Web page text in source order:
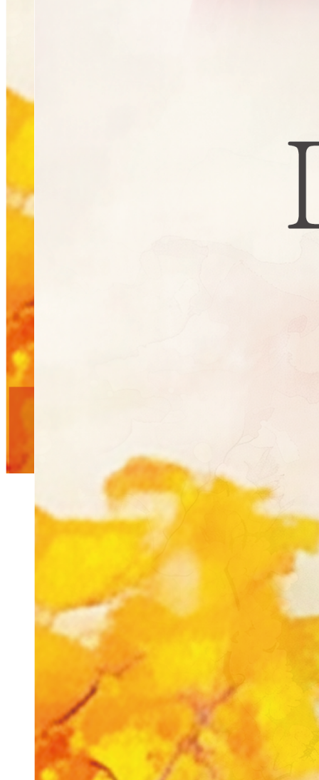
スケジュール
万博 OSAKA K-TRAD DANCE &
MUSIC!! ~韓国の伝統舞踊と伝統
音楽(楽器,民謡)の饗宴~
2025年8月25日